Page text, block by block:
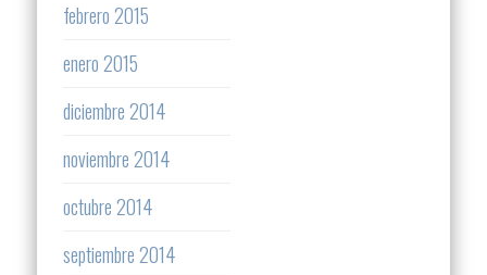
febrero 2015
enero 2015
diciembre 2014
noviembre 2014
octubre 2014
septiembre 2014